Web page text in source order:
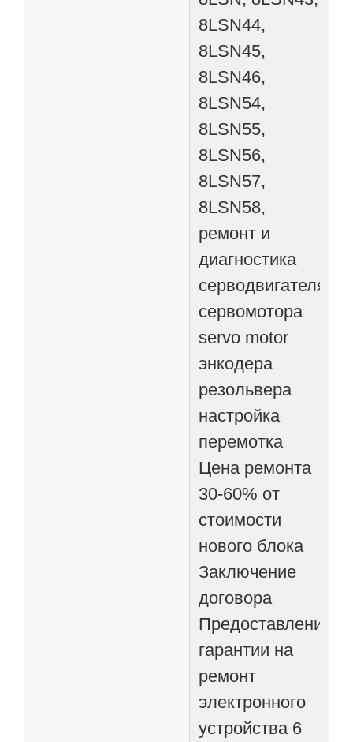
8LSN44,
8LSN45,
8LSN46,
8LSN54,
8LSN55,
8LSN56,
8LSN57,
8LSN58,
ремонт и
диагностика
серводвигателя
сервомотора
servo motor
энкодера
резольвера
настройка
перемотка
Цена ремонта
30-60% от
стоимости
нового блока
Заключение
договора
Предоставление
гарантии на
ремонт
электронного
устройства 6